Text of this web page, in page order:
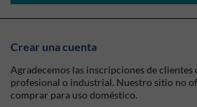
Crear una cuenta
Agradecemos las inscripciones de clientes
profesional o industrial. Nuestro sitio no
comprar para uso doméstico.